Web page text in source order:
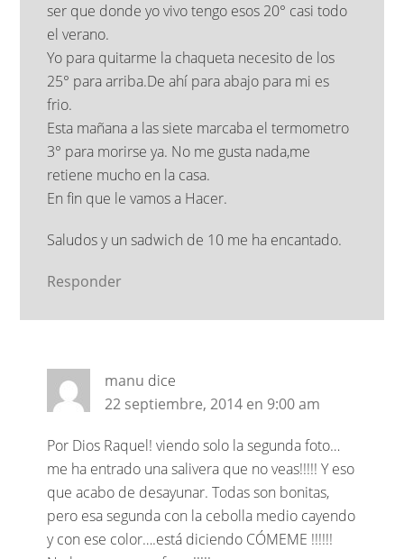
ser que donde yo vivo tengo esos 20° casi todo
el verano.
Yo para quitarme la chaqueta necesito de los
25° para arriba.De ahí para abajo para mi es
frio.
Esta mañana a las siete marcaba el termometro
3° para morirse ya. No me gusta nada,me
retiene mucho en la casa.
En fin que le vamos a Hacer.
Saludos y un sadwich de 10 me ha encantado.
Responder
manu dice
22 septiembre, 2014 en 9:00 am
Por Dios Raquel! viendo solo la segunda foto…
me ha entrado una salivera que no veas!!!!! Y eso
que acabo de desayunar. Todas son bonitas,
pero esa segunda con la cebolla medio cayendo
y con ese color….está diciendo CÓMEME !!!!!!